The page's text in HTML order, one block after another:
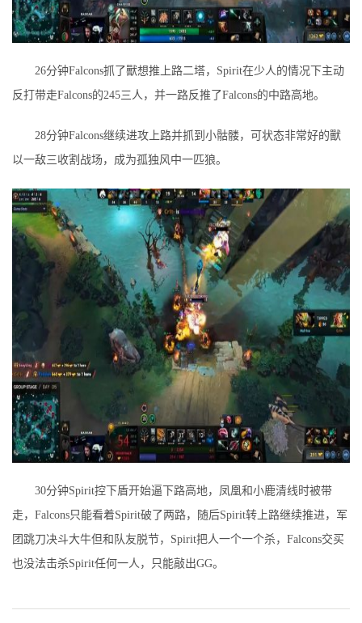
26分钟Falcons抓了獸想推上路二塔，Spirit在少人的情况下主动
反打带走Falcons的245三人，并一路反推了Falcons的中路高地。
28分钟Falcons继续进攻上路并抓到小骷髅，可状态非常好的獸
以一敌三收割战场，成为孤独风中一匹狼。
30分钟Spirit控下盾开始逼下路高地，凤凰和小鹿清线时被带
走，Falcons只能看着Spirit破了两路，随后Spirit转上路继续推进，军
团跳刀决斗大牛但和队友脱节，Spirit把人一个一个杀，Falcons交买
也没法击杀Spirit任何一人，只能敲出GG。